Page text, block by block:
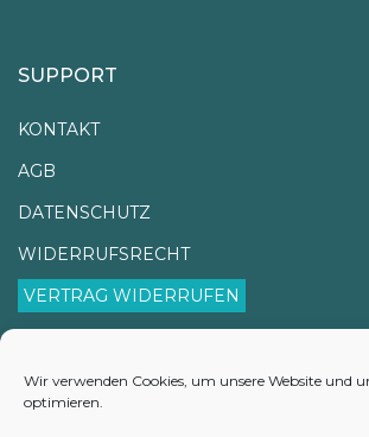
Wir verwenden Cookies, um unsere Website und
optimieren.
SUPPORT
KONTAKT
AGB
DATENSCHUTZ
WIDERRUFSRECHT
VERTRAG WIDERRUFEN
VERSANDINFORMATIONEN